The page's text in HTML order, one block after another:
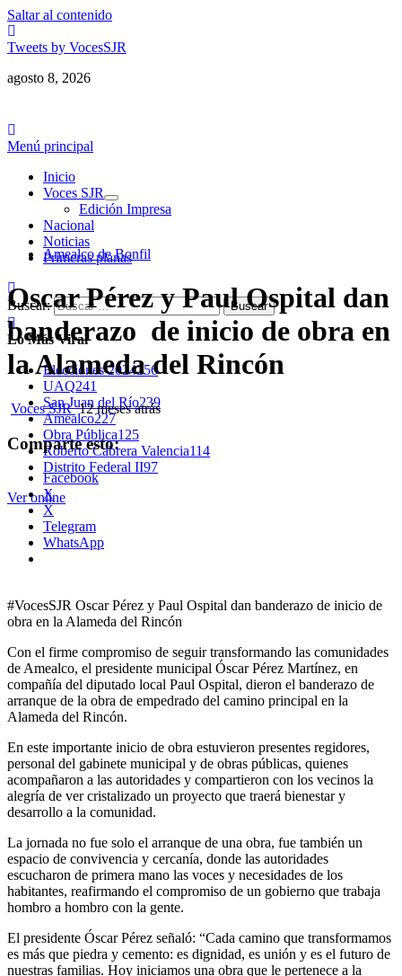
Saltar al contenido
Tweets by VocesSJR
agosto 8, 2026
Menú principal
Inicio
Voces SJR
Edición Impresa
Nacional
Noticias
Primeras planas
Buscar:
Lo Más Viral
Elecciones 2024256
UAQ241
San Juan del Río239
Amealco227
Obra Pública125
Roberto Cabrera Valencia114
Distrito Federal II97
Ver online
Amealco de Bonfil
Oscar Pérez y Paul Ospital dan
banderazo de inicio de obra en
la Alameda del Rincón
Voces SJR12 meses atrás
Comparte esto:
Facebook
X
X
Telegram
WhatsApp
#VocesSJR Oscar Pérez y Paul Ospital dan banderazo de inicio de
obra en la Alameda del Rincón
Con el firme compromiso de seguir transformando las comunidades
de Amealco, el presidente municipal Óscar Pérez Martínez, en
compañía del diputado local Paul Ospital, dieron el banderazo de
arranque de la obra de empedrado del camino principal en la
Alameda del Rincón.
En este importante inicio de obra estuvieron presentes regidores,
personal del gabinete municipal y de obras públicas, quienes
acompañaron a las autoridades y compartieron con los vecinos la
alegría de ver cristalizado un proyecto que traerá bienestar y
desarrollo a la comunidad.
La jornada no fue solo el arranque de una obra, fue también un
espacio de convivencia y cercanía, donde las autoridades
escucharon de primera mano las voces y necesidades de los
habitantes, reafirmando el compromiso de un gobierno que trabaja
hombro a hombro con la gente.
El presidente Óscar Pérez señaló: “Cada camino que transformamos
es más que piedra y cemento: es dignidad, es unión y es el futuro de
nuestras familias. Hoy iniciamos una obra que le pertenece a la